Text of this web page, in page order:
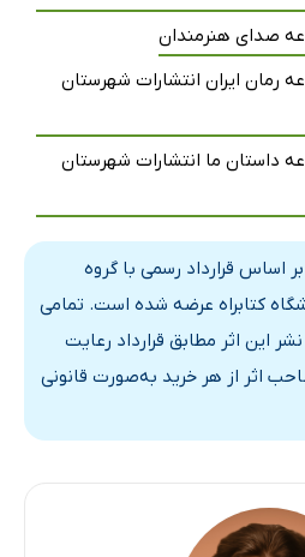
14 دقیقه
54 دقیقه
30 دقیقه
صدای هنرمندان
رمان ایران انتشارات شهرستان
داستان ما انتشارات شهرستان
اساس قرارداد رسمی با گروه
کتابراه عرضه شده است. تمامی
این اثر مطابق قرارداد رعایت
اثر از هر خرید به‌صورت قانونی